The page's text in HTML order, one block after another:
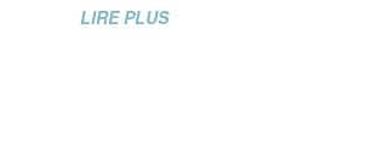
LIRE PLUS